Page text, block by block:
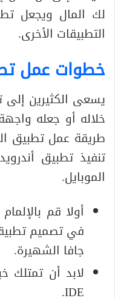
لك المال ويجعل
التطبيقات الأخرى.
خطوات عمل
يسعى الكثيرين
خلاله أو جعله
طريقة عمل تطبيق
تنفيذ تطبيق
الموبايل.
أولا قم
في تصميم
جافا الشهيرة.
IDE.